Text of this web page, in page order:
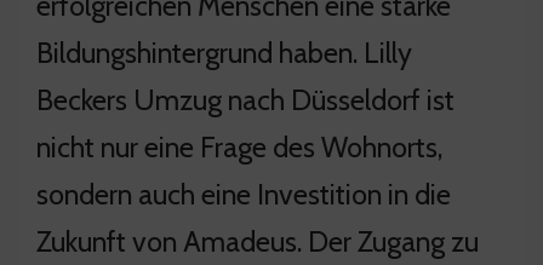
Bildungshintergrund haben. Lilly
Beckers Umzug nach Düsseldorf ist
nicht nur eine Frage des Wohnorts,
sondern auch eine Investition in die
Zukunft von Amadeus. Der Zugang zu